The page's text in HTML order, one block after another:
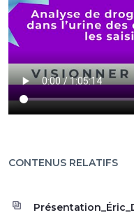
CONTENUS RELATIFS